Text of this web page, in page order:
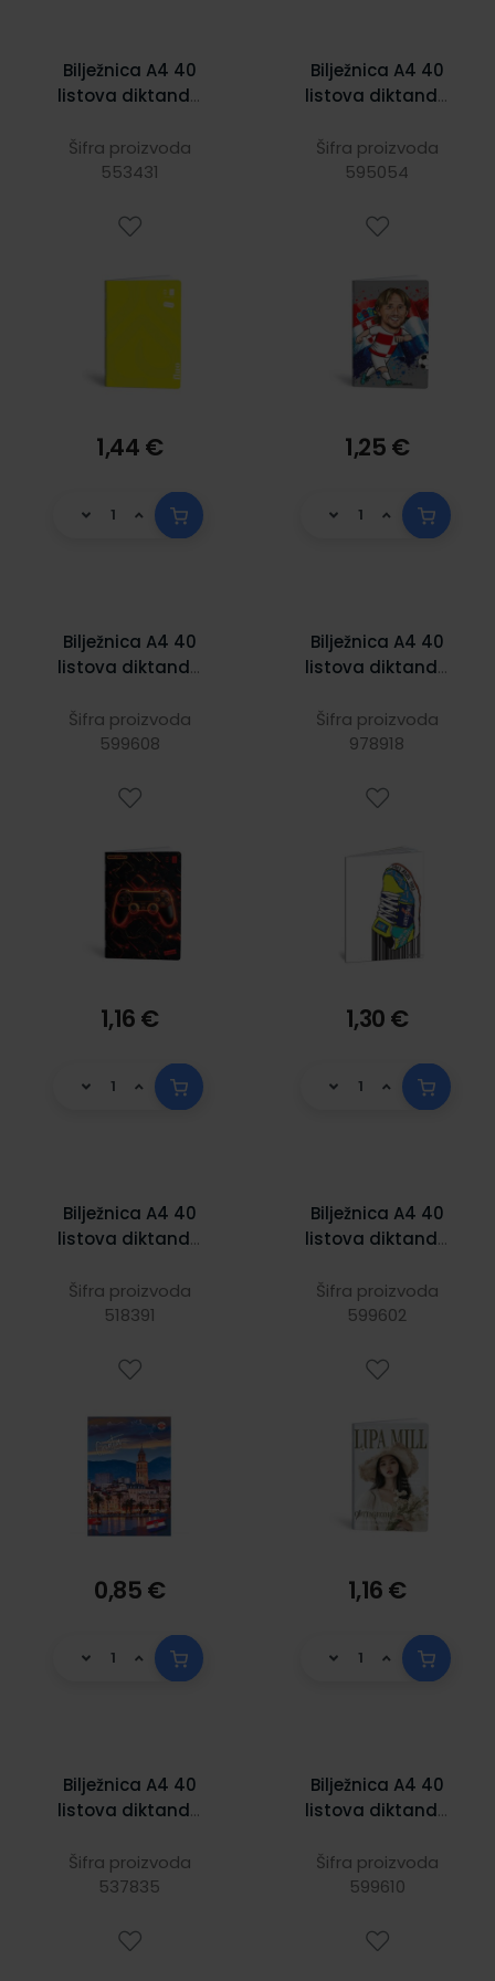
Bilježnica A4 40
listova diktando
Šifra proizvoda
553431
1,44 €
Bilježnica A4 40
listova diktando
Šifra proizvoda
595054
1,25 €
Bilježnica A4 40
listova diktando
Šifra proizvoda
599608
1,16 €
Bilježnica A4 40
listova diktando
Šifra proizvoda
978918
1,30 €
Bilježnica A4 40
listova diktando
Šifra proizvoda
518391
0,85 €
Bilježnica A4 40
listova diktando
Šifra proizvoda
599602
1,16 €
Bilježnica A4 40
listova diktando
Šifra proizvoda
537835
Bilježnica A4 40
listova diktando
Šifra proizvoda
599610